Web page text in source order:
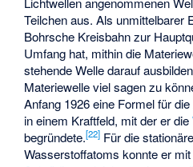
Teilchen aus. Als unmittelbarer
Bohrsche Kreisbahn zur
Umfang hat, mithin die
stehende Welle darauf
Materiewelle viel sagen zu
Anfang 1926 eine Formel für
in einem Kraftfeld, mit der er die
begründete.[22] Für die
Wasserstoffatoms konnte er